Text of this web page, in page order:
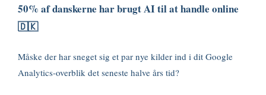
50% af danskerne har brugt AI til at handle online
🇩🇰
Måske der har sneget sig et par nye kilder ind i dit Google
Analytics-overblik det seneste halve års tid?